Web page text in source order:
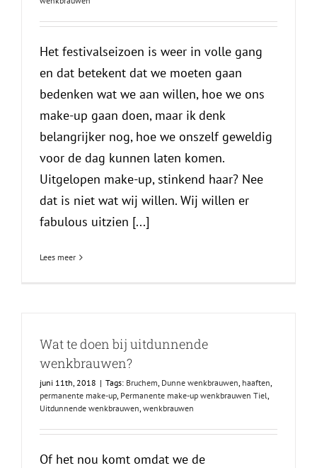
Het festivalseizoen is weer in volle gang
en dat betekent dat we moeten gaan
bedenken wat we aan willen, hoe we ons
make-up gaan doen, maar ik denk
belangrijker nog, hoe we onszelf geweldig
voor de dag kunnen laten komen.
Uitgelopen make-up, stinkend haar? Nee
dat is niet wat wij willen. Wij willen er
fabulous uitzien [...]
Lees meer
Wat te doen bij uitdunnende
wenkbrauwen?
juni 11th, 2018 | Tags: Bruchem Dunne wenkbrauwen haaften
permanente make-up Permanente make-up wenkbrauwen Tiel
Uitdunnende wenkbrauwen wenkbrauwen
Of het nou komt omdat we de